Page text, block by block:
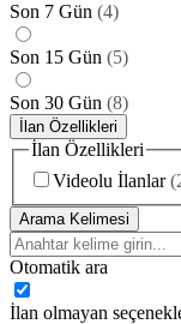
Son 7 Gün (4)
Son 15 Gün (5)
Son 30 Gün (8)
İlan Özellikleri
İlan Özellikleri
Videolu İlanlar (
Arama Kelimesi
Otomatik ara
İlan olmayan